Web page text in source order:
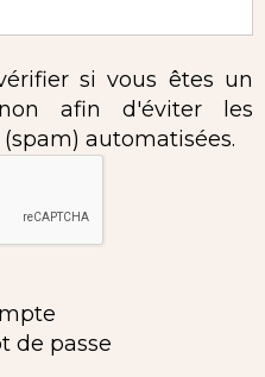
si vous êtes un
afin d'éviter les
automatisées.
de passe